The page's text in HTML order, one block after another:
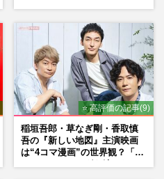
⭐ 高評価の記事(9)
稲垣吾郎・草なぎ剛・香取慎
吾の『新しい地図』主演映画
は“4コマ漫画”の世界観？「フ